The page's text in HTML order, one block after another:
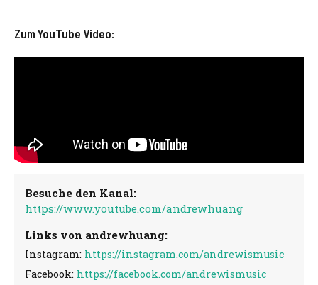
Zum YouTube Video:
Besuche den Kanal:
https://www.youtube.com/andrewhuang
Links von andrewhuang:
Instagram: https://instagram.com/andrewismusic
Facebook: https://facebook.com/andrewismusic